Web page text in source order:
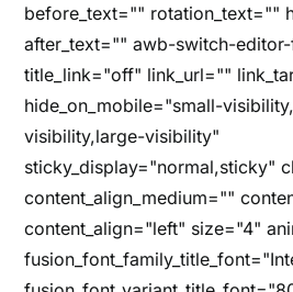
before_text="" rotation_text=""
after_text="" awb-switch-
title_link="off" link_url=""
hide_on_mobile="small-
visibility,large-visibility"
sticky_display="normal,sticky"
content_align_medium=""
content_align="left" size="4"